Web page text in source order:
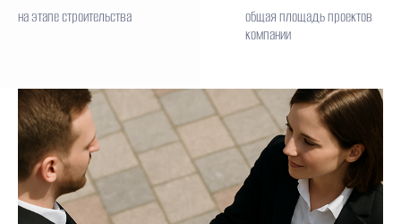
на этапе строительства
общая площадь проектов
компании